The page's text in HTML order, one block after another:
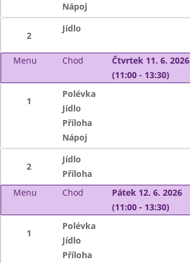
Nápoj
2
Jídlo
Menu Chod
Čtvrtek 11. 6. 2026
(11:00 - 13:30)
1
Polévka
Jídlo
Příloha
Nápoj
2
Jídlo
Příloha
Menu
Chod
Pátek 12. 6. 2026
(11:00 - 13:30)
1
Polévka
Jídlo
Příloha